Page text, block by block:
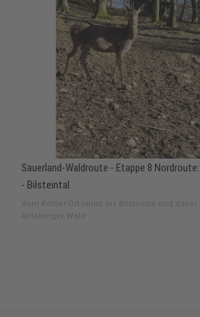
Sauerland-Waldroute - Etappe 8
- Bilsteintal
Vom Köhler-Ort hinab ins Bilsteintal und
Arnsberger Wald